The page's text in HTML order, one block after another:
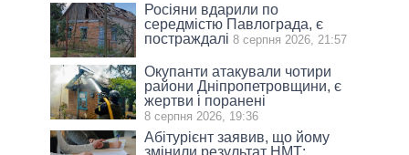
Росіяни вдарили по
середмістю Павлограда, є
постраждалі 8 серпня 2026, 21:57
Окупанти атакували чотири
райони Дніпропетровщини, є
жертви і поранені
8 серпня 2026, 19:36
Абітурієнт заявив, що йому
змінили результат НМТ: